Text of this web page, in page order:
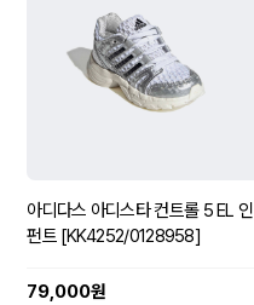
아디다스 아디스타 컨트롤 5 EL 인
펀트 [KK4252/0128958]
79,000원